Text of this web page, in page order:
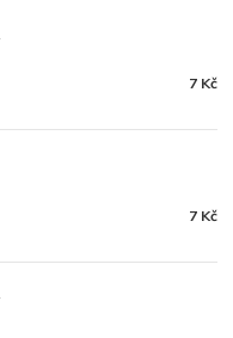
7 Kč
7 Kč